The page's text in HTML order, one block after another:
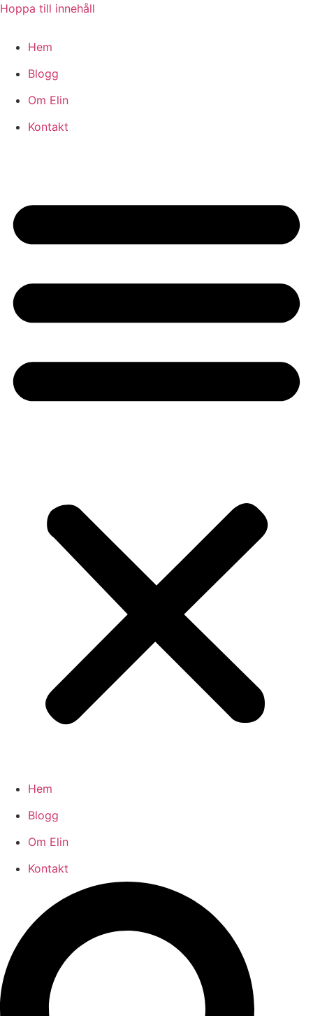
Hoppa till innehåll
Hem
Blogg
Om Elin
Kontakt
Hem
Blogg
Om Elin
Kontakt